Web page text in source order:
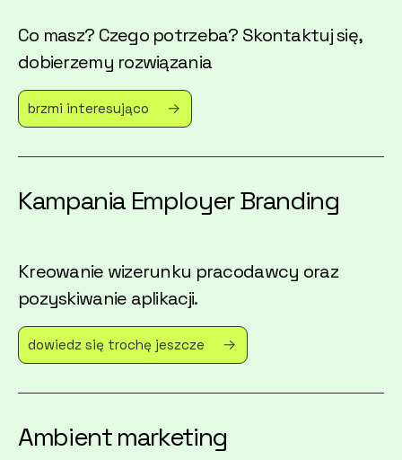
Co masz? Czego potrzeba? Skontaktuj się,
dobierzemy rozwiązania
brzmi interesująco
Kampania Employer Branding
Kreowanie wizerunku pracodawcy oraz
pozyskiwanie aplikacji.
dowiedz się trochę jeszcze
Ambient marketing